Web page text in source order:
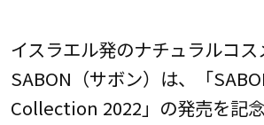
イスラエル発のナチュラルコス
SABON（サボン）は、「
Collection 2022」の発売を記